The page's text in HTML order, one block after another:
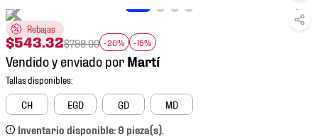
Rebajas
$543.32$799.00 -20% -15%
Vendido y enviado por
CH EGD GD MD
Inventario disponible: 9 pieza(s).
2.
tenis hombre
tenis
4.
tenis futbol
.
6.
mochila